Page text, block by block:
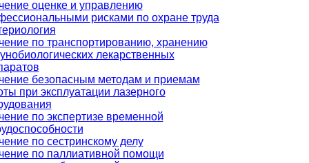
оценке и управлению
рисками по охране труда
по транспортированию, хранению
лекарственных
безопасным методам и приемам
при эксплуатации лазерного
по экспертизе временной
по сестринскому делу
по паллиативной помощи